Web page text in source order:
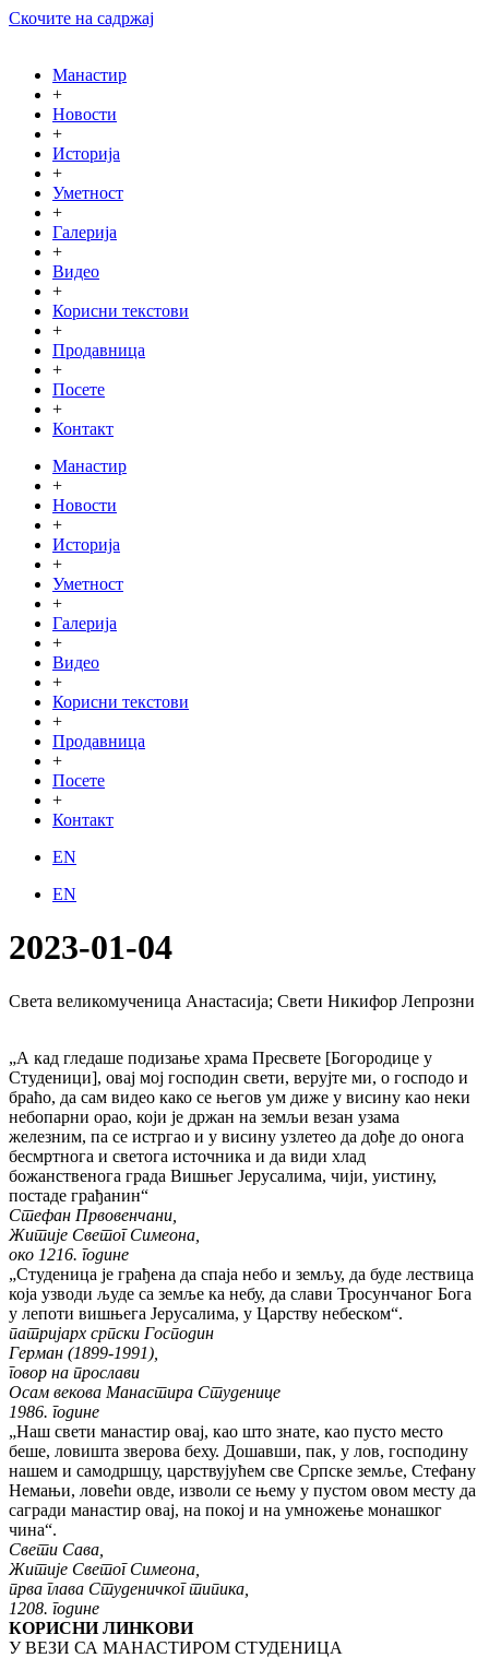
Скочите на садржај
Манастир
+
Новости
+
Историја
+
Уметност
+
Галерија
+
Видео
+
Корисни текстови
+
Продавница
+
Посете
+
Контакт
Манастир
+
Новости
+
Историја
+
Уметност
+
Галерија
+
Видео
+
Корисни текстови
+
Продавница
+
Посете
+
Контакт
EN
EN
2023-01-04
Света великомученица Анастасија; Свети Никифор Лепрозни
„А кад гледаше подизање храма Пресвете [Богородице у
Студеници], овај мој господин свети, верујте ми, о господо и
браћо, да сам видео како се његов ум диже у висину као неки
небопарни орао, који је држан на земљи везан узама
железним, па се истргао и у висину узлетео да дође до онога
бесмртнога и светога источника и да види хлад
божанственога града Вишњег Јерусалима, чији, уистину,
постаде грађанин“
Стефан Првовенчани,
Житије Светог Симеона,
око 1216. године
„Студеница је грађена да спаја небо и земљу, да буде лествица
која узводи људе са земље ка небу, да слави Тросунчаног Бога
у лепоти вишњега Јерусалима, у Царству небеском“.
патријарх српски Господин
Герман (1899-1991),
говор на прослави
Осам векова Манастира Студенице
1986. године
„Наш свети манастир овај, као што знате, као пусто место
беше, ловишта зверова беху. Дошавши, пак, у лов, господину
нашем и самодршцу, царствујућем све Српске земље, Стефану
Немањи, ловећи овде, изволи се њему у пустом овом месту да
сагради манастир овај, на покој и на умножење монашког
чина“.
Свети Сава,
Житије Светог Симеона,
прва глава Студеничког типика,
1208. године
КОРИСНИ ЛИНКОВИ
У ВЕЗИ СА МАНАСТИРОМ СТУДЕНИЦА